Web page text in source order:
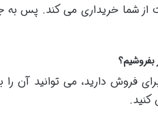
از شما خریداری می کند. پس به
فروش دارید، می توانید آن را
کنید.